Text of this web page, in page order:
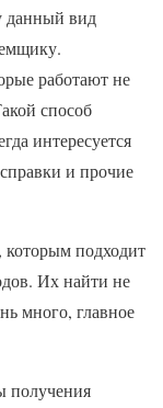
данный вид
работают не
способ
интересуется
и прочие
подходит
Их найти не
много, главное
получения